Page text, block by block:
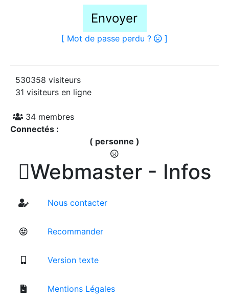
Envoyer
[ Mot de passe perdu ? ]
530358 visiteurs
31 visiteurs en ligne
34 membres
Connectés :
( personne )
Webmaster - Infos
Nous contacter
Recommander
Version texte
Mentions Légales